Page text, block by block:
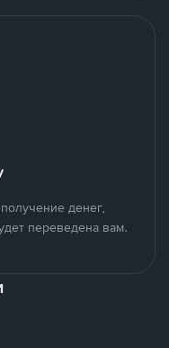
денег,
переведена вам.